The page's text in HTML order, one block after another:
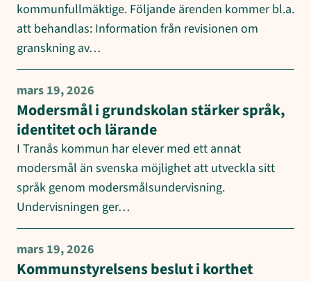
kommunfullmäktige. Följande ärenden kommer bl.a.
att behandlas: Information från revisionen om
granskning av…
mars 19, 2026
Modersmål i grundskolan stärker språk,
identitet och lärande
I Tranås kommun har elever med ett annat
modersmål än svenska möjlighet att utveckla sitt
språk genom modersmålsundervisning.
Undervisningen ger…
mars 19, 2026
Kommunstyrelsens beslut i korthet